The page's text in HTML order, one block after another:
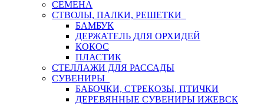
СЕМЕНА
СТВОЛЫ, ПАЛКИ, РЕШЕТКИ
БАМБУК
ДЕРЖАТЕЛЬ ДЛЯ ОРХИДЕЙ
КОКОС
ПЛАСТИК
СТЕЛЛАЖИ ДЛЯ РАССАДЫ
СУВЕНИРЫ
БАБОЧКИ, СТРЕКОЗЫ, ПТИЧКИ
ДЕРЕВЯННЫЕ СУВЕНИРЫ ИЖЕВСК